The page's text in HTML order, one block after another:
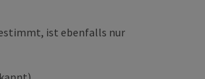
ist ebenfalls nur